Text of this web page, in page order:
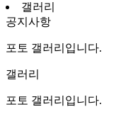
갤러리
공지사항
포토 갤러리입니다.
갤러리
포토 갤러리입니다.